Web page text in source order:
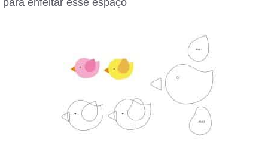
para enfeitar esse espaço